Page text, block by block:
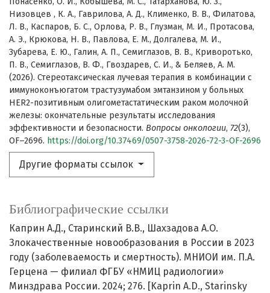
Низовцев , К. А., Гаврилова, А. Д., Клименко, В. В., Филатова,
Л. В., Каспаров, Б. С., Орлова, Р. В., Глузман, М. И., Протасова,
А. Э., Крюкова, Н. В., Павлова, Е. М., Долгалева, М. И.,
Зубарева, Е. Ю., Галин, А. П., Семиглазов, В. В., Криворотько,
П. В., Семиглазов, В. Ф., Гвоздарев, С. И., & Беляев, А. М.
(2026). Стереотаксическая лучевая терапия в комбинации с
иммуноконъюгатом трастузумабом эмтанзином у больных
HER2-позитивным олигометастатическим раком молочной
железы: окончательные результаты исследования
эффективности и безопасности. Вопросы онкологии, 72(3),
OF–2696. https://doi.org/10.37469/0507-3758-2026-72-3-OF-2696
Другие форматы ссылок
Библиографические ссылки
Каприн А.Д., Старинский В.В., Шахзадова А.О.
Злокачественные новообразования в России в 2023
году (заболеваемость и смертность). МНИОИ им. П.А.
Герцена — филиал ФГБУ «НМИЦ радиологии»
Минздрава России. 2024; 276. [Kaprin A.D., Starinsky